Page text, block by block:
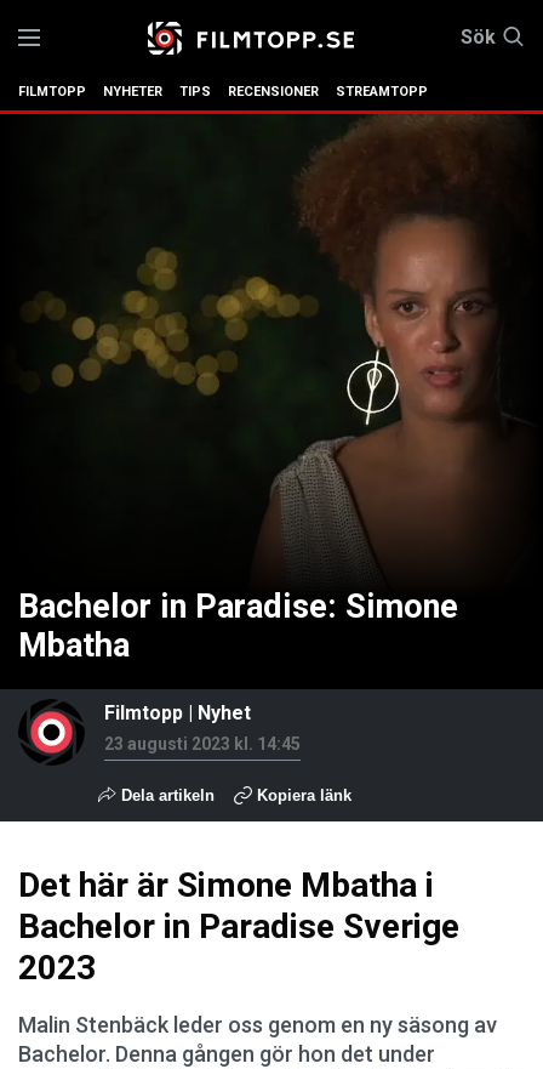
Sök
FILMTOPP NYHETER TIPS RECENSIONER STREAMTOPP
Bachelor in Paradise: Simone
Mbatha
Filmtopp | Nyhet
23 augusti 2023 kl. 14:45
Dela artikeln Kopiera länk
Det här är Simone Mbatha i
Bachelor in Paradise Sverige
2023
Malin Stenbäck leder oss genom en ny säsong av
Bachelor. Denna gången gör hon det under